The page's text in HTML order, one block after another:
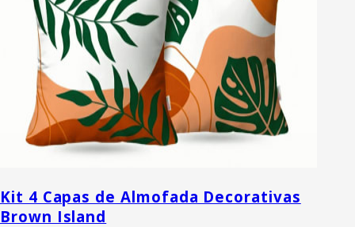
Kit 4 Capas de Almofada Decorativas
Brown Island